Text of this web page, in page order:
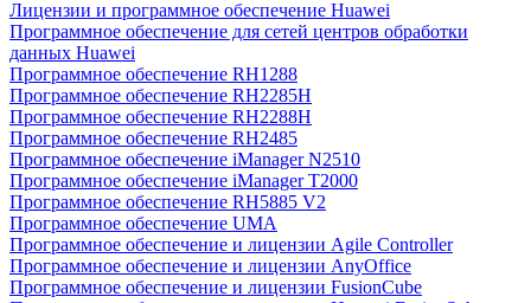
Лицензии и программное обеспечение Huawei
Программное обеспечение для сетей центров обработки
данных Huawei
Программное обеспечение RH1288
Программное обеспечение RH2285H
Программное обеспечение RH2288H
Программное обеспечение RH2485
Программное обеспечение iManager N2510
Программное обеспечение iManager T2000
Программное обеспечение RH5885 V2
Программное обеспечение UMA
Программное обеспечение и лицензии Agile Controller
Программное обеспечение и лицензии AnyOffice
Программное обеспечение и лицензии FusionCube